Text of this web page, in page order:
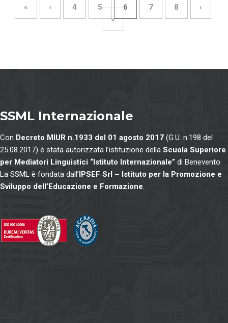
« ‹ 4 5 6 7 8
›
»
SSML Internazionale
Con Decreto MIUR n.1933 del 01 agosto 2017 (G.U. n.198 del
25.08.2017) è stata autorizzata l’istituzione della Scuola Superiore
per Mediatori Linguistici “Istituto Internazionale” di Benevento.
La SSML è fondata dall’IPSEF Srl – Istituto per la Promozione e
Sviluppo dell’Educazione e Formazione.